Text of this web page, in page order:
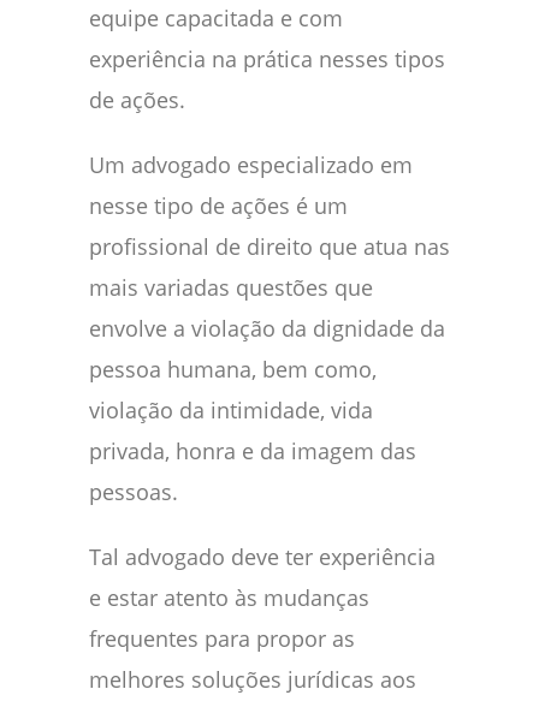
equipe capacitada e com
experiência na prática nesses tipos
de ações.
Um advogado especializado em
nesse tipo de ações é um
profissional de direito que atua nas
mais variadas questões que
envolve a violação da dignidade da
pessoa humana, bem como,
violação da intimidade, vida
privada, honra e da imagem das
pessoas.
Tal advogado deve ter experiência
e estar atento às mudanças
frequentes para propor as
melhores soluções jurídicas aos